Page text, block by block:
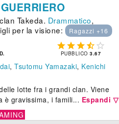
Takeda. Drammatico,
per la visione: Ragazzi +16
    
PUBBLICO3.67
, Tsutomu Yamazaki, Kenichi
lotte fra i grandi clan. Viene
è gravissima, i famili... Espandi ▽